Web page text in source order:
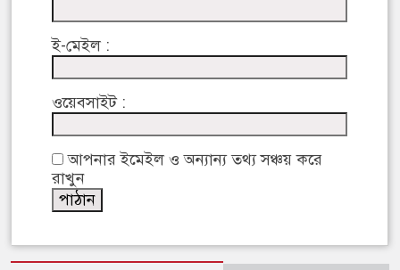
ই-মেইল :
ওয়েবসাইট :
আপনার ইমেইল ও অন্যান্য তথ্য সঞ্চয় করে
রাখুন